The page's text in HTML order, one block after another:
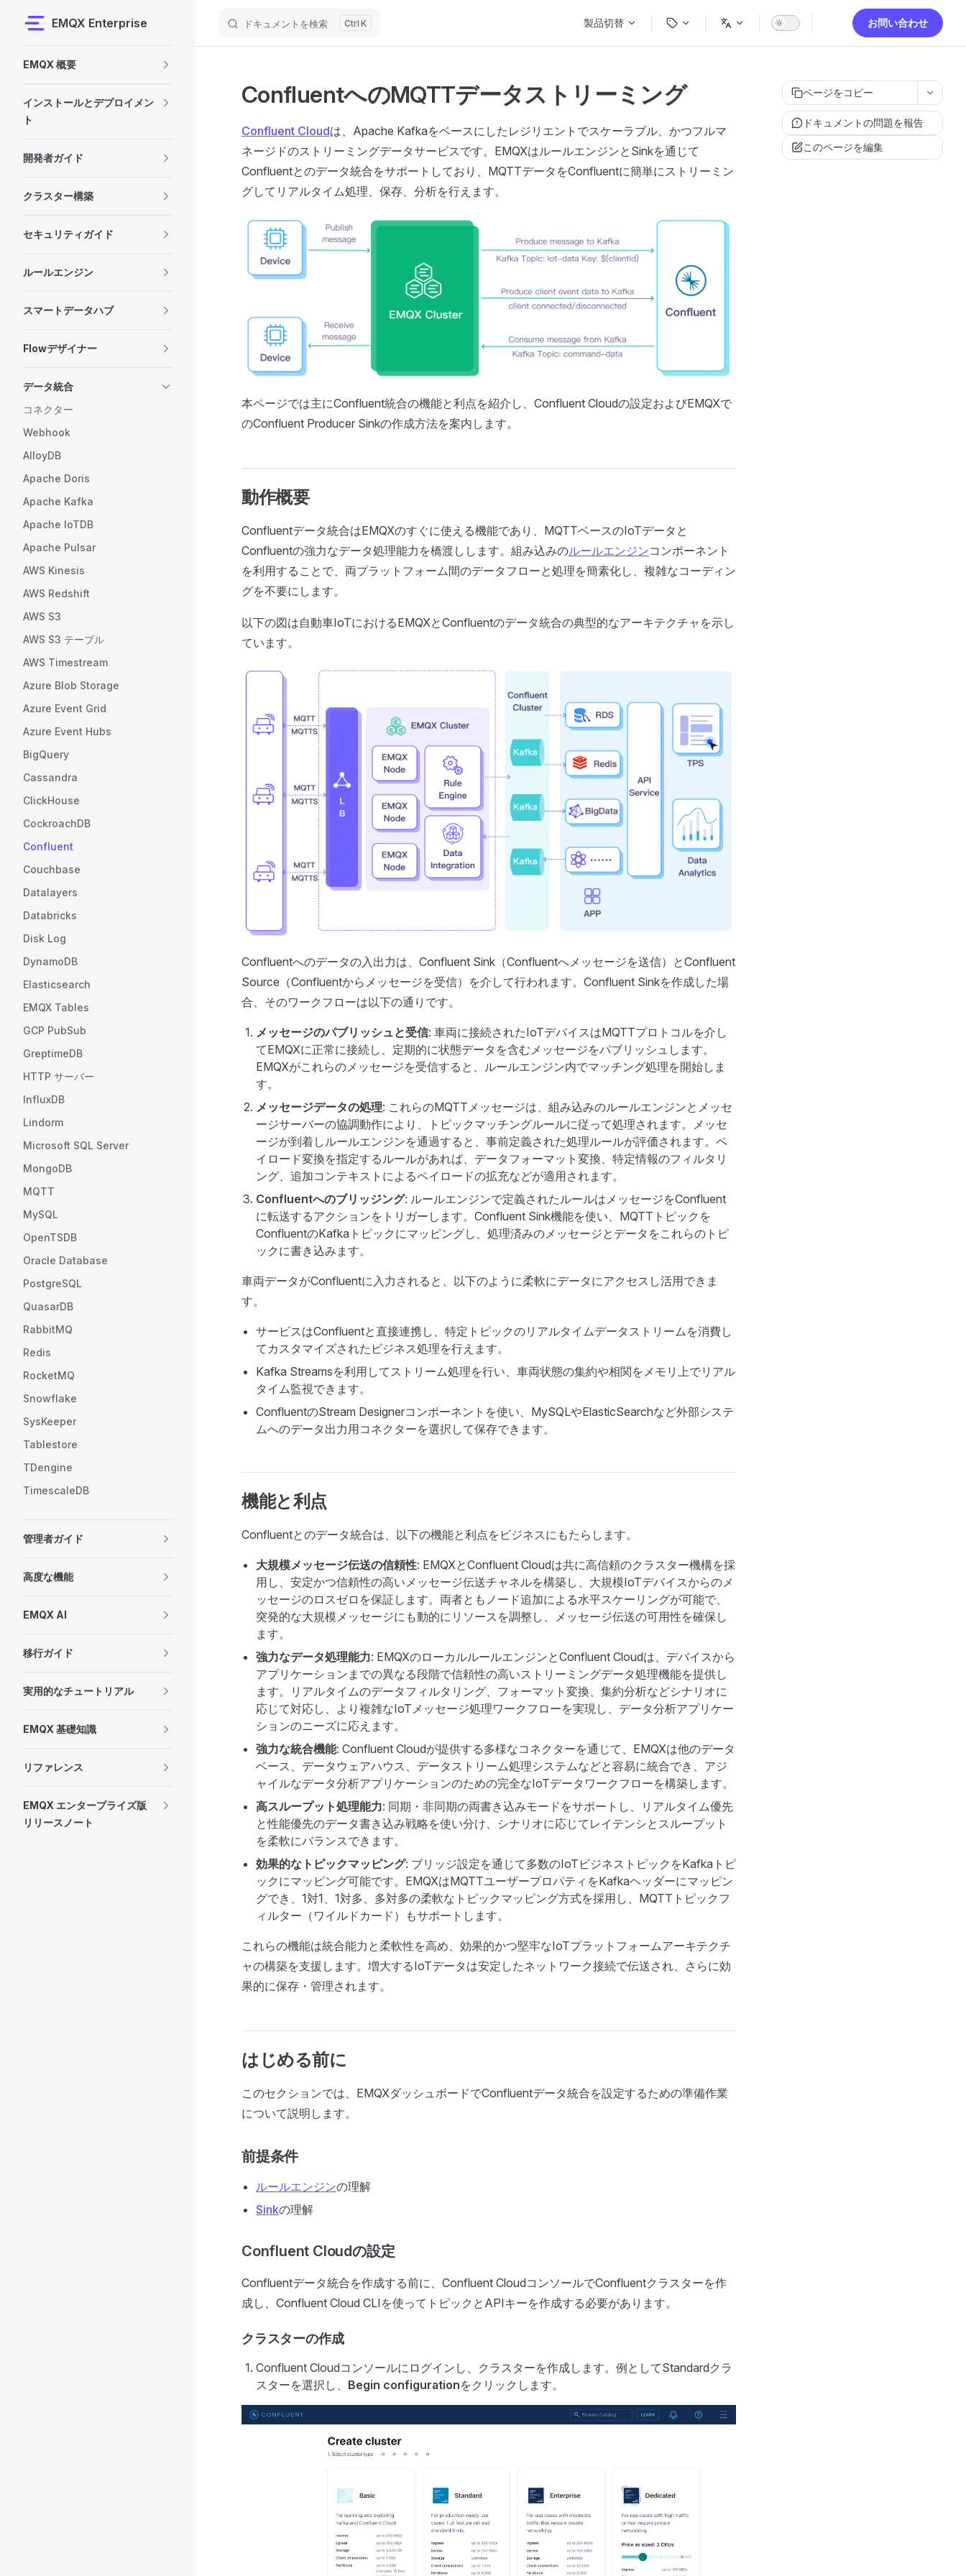
Skip to content
EMQX Enterprise ドキュメントを検索 K 製品切替 お問い合わせ
EMQX 概要
インストールとデプロイメン
ト
開発者ガイド
クラスター構築
セキュリティガイド
ルールエンジン
スマートデータハブ
Flowデザイナー
データ統合
コネクター
Webhook
AlloyDB
Apache Doris
Apache Kafka
Apache IoTDB
Apache Pulsar
AWS Kinesis
AWS Redshift
AWS S3
AWS S3 テーブル
AWS Timestream
Azure Blob Storage
Azure Event Grid
Azure Event Hubs
BigQuery
Cassandra
ClickHouse
CockroachDB
Confluent
Couchbase
Datalayers
Databricks
Disk Log
DynamoDB
Elasticsearch
EMQX Tables
GCP PubSub
GreptimeDB
HTTP サーバー
InfluxDB
Lindorm
Microsoft SQL Server
MongoDB
MQTT
MySQL
OpenTSDB
Oracle Database
PostgreSQL
QuasarDB
RabbitMQ
Redis
RocketMQ
Snowflake
SysKeeper
Tablestore
TDengine
TimescaleDB
管理者ガイド
高度な機能
EMQX AI
移行ガイド
実用的なチュートリアル
EMQX 基礎知識
リファレンス
EMQX エンタープライズ版
リリースノート
ページをコピー
ドキュメントの問題を報告
このページを編集
ConfluentへのMQTTデータストリーミング
Confluent Cloudは、Apache Kafkaをベースにしたレジリエントでスケーラブル、かつフルマ
ネージドのストリーミングデータサービスです。EMQXはルールエンジンとSinkを通じて
Confluentとのデータ統合をサポートしており、MQTTデータをConfluentに簡単にストリーミン
グしてリアルタイム処理、保存、分析を行えます。
本ページでは主にConfluent統合の機能と利点を紹介し、Confluent Cloudの設定およびEMQXで
のConfluent Producer Sinkの作成方法を案内します。
動作概要
Confluentデータ統合はEMQXのすぐに使える機能であり、MQTTベースのIoTデータと
Confluentの強力なデータ処理能力を橋渡しします。組み込みのルールエンジンコンポーネント
を利用することで、両プラットフォーム間のデータフローと処理を簡素化し、複雑なコーディン
グを不要にします。
以下の図は自動車IoTにおけるEMQXとConfluentのデータ統合の典型的なアーキテクチャを示し
ています。
Confluentへのデータの入出力は、Confluent Sink（Confluentへメッセージを送信）とConfluent
Source（Confluentからメッセージを受信）を介して行われます。Confluent Sinkを作成した場
合、そのワークフローは以下の通りです。
メッセージのパブリッシュと受信: 車両に接続されたIoTデバイスはMQTTプロトコルを介し
てEMQXに正常に接続し、定期的に状態データを含むメッセージをパブリッシュします。
EMQXがこれらのメッセージを受信すると、ルールエンジン内でマッチング処理を開始しま
す。
メッセージデータの処理: これらのMQTTメッセージは、組み込みのルールエンジンとメッセ
ージサーバーの協調動作により、トピックマッチングルールに従って処理されます。メッセ
ージが到着しルールエンジンを通過すると、事前定義された処理ルールが評価されます。ペ
イロード変換を指定するルールがあれば、データフォーマット変換、特定情報のフィルタリ
ング、追加コンテキストによるペイロードの拡充などが適用されます。
Confluentへのブリッジング: ルールエンジンで定義されたルールはメッセージをConfluent
に転送するアクションをトリガーします。Confluent Sink機能を使い、MQTTトピックを
ConfluentのKafkaトピックにマッピングし、処理済みのメッセージとデータをこれらのトピ
ックに書き込みます。
車両データがConfluentに入力されると、以下のように柔軟にデータにアクセスし活用できま
す。
サービスはConfluentと直接連携し、特定トピックのリアルタイムデータストリームを消費し
てカスタマイズされたビジネス処理を行えます。
Kafka Streamsを利用してストリーム処理を行い、車両状態の集約や相関をメモリ上でリアル
タイム監視できます。
ConfluentのStream Designerコンポーネントを使い、MySQLやElasticSearchなど外部システ
ムへのデータ出力用コネクターを選択して保存できます。
機能と利点
Confluentとのデータ統合は、以下の機能と利点をビジネスにもたらします。
大規模メッセージ伝送の信頼性: EMQXとConfluent Cloudは共に高信頼のクラスター機構を採
用し、安定かつ信頼性の高いメッセージ伝送チャネルを構築し、大規模IoTデバイスからのメ
ッセージのロスゼロを保証します。両者ともノード追加による水平スケーリングが可能で、
突発的な大規模メッセージにも動的にリソースを調整し、メッセージ伝送の可用性を確保し
ます。
強力なデータ処理能力: EMQXのローカルルールエンジンとConfluent Cloudは、デバイスから
アプリケーションまでの異なる段階で信頼性の高いストリーミングデータ処理機能を提供し
ます。リアルタイムのデータフィルタリング、フォーマット変換、集約分析などシナリオに
応じて対応し、より複雑なIoTメッセージ処理ワークフローを実現し、データ分析アプリケー
ションのニーズに応えます。
強力な統合機能: Confluent Cloudが提供する多様なコネクターを通じて、EMQXは他のデータ
ベース、データウェアハウス、データストリーム処理システムなどと容易に統合でき、アジ
ャイルなデータ分析アプリケーションのための完全なIoTデータワークフローを構築します。
高スループット処理能力: 同期・非同期の両書き込みモードをサポートし、リアルタイム優先
と性能優先のデータ書き込み戦略を使い分け、シナリオに応じてレイテンシとスループット
を柔軟にバランスできます。
効果的なトピックマッピング: ブリッジ設定を通じて多数のIoTビジネストピックをKafkaトピ
ックにマッピング可能です。EMQXはMQTTユーザープロパティをKafkaヘッダーにマッピン
グでき、1対1、1対多、多対多の柔軟なトピックマッピング方式を採用し、MQTTトピックフ
ィルター（ワイルドカード）もサポートします。
これらの機能は統合能力と柔軟性を高め、効果的かつ堅牢なIoTプラットフォームアーキテクチ
ャの構築を支援します。増大するIoTデータは安定したネットワーク接続で伝送され、さらに効
果的に保存・管理されます。
はじめる前に
このセクションでは、EMQXダッシュボードでConfluentデータ統合を設定するための準備作業
について説明します。
前提条件
ルールエンジンの理解
Sinkの理解
Confluent Cloudの設定
Confluentデータ統合を作成する前に、Confluent CloudコンソールでConfluentクラスターを作
成し、Confluent Cloud CLIを使ってトピックとAPIキーを作成する必要があります。
クラスターの作成
Confluent Cloudコンソールにログインし、クラスターを作成します。例としてStandardクラ
スターを選択し、 Begin configurationをクリックします。